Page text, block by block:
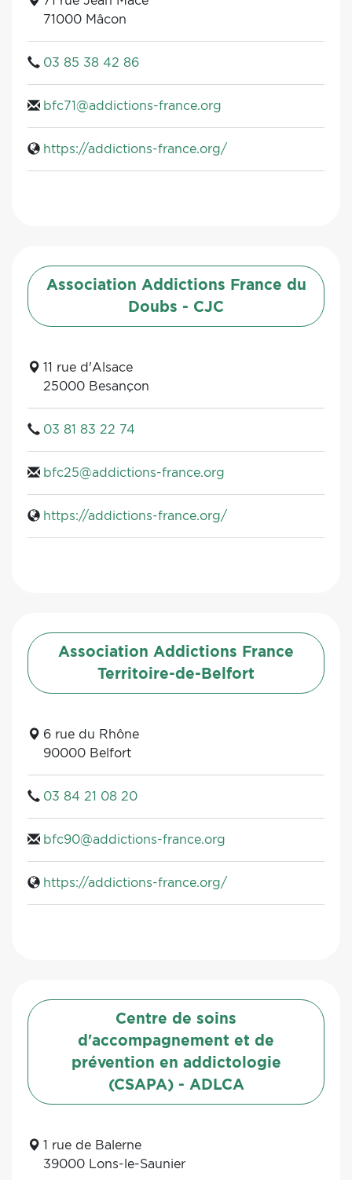
71000 Mâcon
03 85 38 42 86
bfc71@addictions-france.org
https://addictions-france.org/
Association Addictions France du
Doubs - CJC
11 rue d'Alsace
25000 Besançon
03 81 83 22 74
bfc25@addictions-france.org
https://addictions-france.org/
Association Addictions France
Territoire-de-Belfort
6 rue du Rhône
90000 Belfort
03 84 21 08 20
bfc90@addictions-france.org
https://addictions-france.org/
Centre de soins
d'accompagnement et de
prévention en addictologie
(CSAPA) - ADLCA
1 rue de Balerne
39000 Lons-le-Saunier